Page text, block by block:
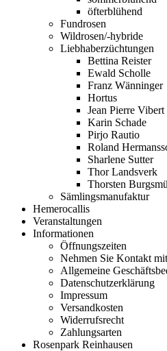
öfterblühend
Fundrosen
Wildrosen/-hybride
Liebhaberzüchtungen
Bettina Reister
Ewald Scholle
Franz Wänninger
Hortus
Jean Pierre Vibert
Karin Schade
Pirjo Rautio
Roland
Sharlene Sutter
Thor Landsverk
Thorsten
Sämlingsmanufaktur
Hemerocallis
Veranstaltungen
Informationen
Öffnungszeiten
Nehmen Sie Kontakt
Allgemeine
Datenschutzerklärung
Impressum
Versandkosten
Widerrufsrecht
Zahlungsarten
Rosenpark Reinhausen